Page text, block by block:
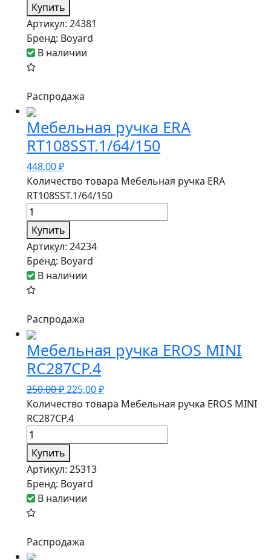
Купить
Артикул: 24381
Бренд: Boyard
В наличии
Распродажа
Мебельная ручка ERA
RT108SST.1/64/150
448,00₽
Количество товара Мебельная ручка ERA
RT108SST.1/64/150
Купить
Артикул: 24234
Бренд: Boyard
В наличии
Распродажа
Мебельная ручка EROS MINI
RC287CP.4
250,00₽225,00₽
Количество товара Мебельная ручка EROS MINI
RC287CP.4
Купить
Артикул: 25313
Бренд: Boyard
В наличии
Распродажа